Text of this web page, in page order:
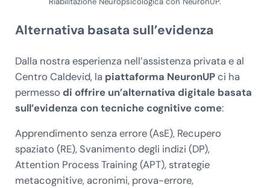
Alternativa basata sull’evidenza
Dalla nostra esperienza nell’assistenza privata e al
Centro Caldevid, la piattaforma NeuronUPci ha
permesso di offrire un’alternativa digitale basata
sull’evidenza con tecniche cognitive come:
Apprendimento senza errore (AsE), Recupero
spaziato (RE), Svanimento degli indizi (DP),
Attention Process Training (APT), strategie
metacognitive, acronimi, prova-errore,